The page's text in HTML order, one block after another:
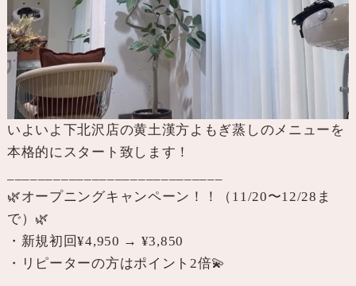
いよいよ下北沢店の黄土漢方よもぎ蒸しのメニューを
本格的にスタート致します！
🌿オープニングキャンペーン！！（11/20〜12/28ま
で）🌿
・新規初回¥4,950 → ¥3,850
・リピーターの方はポイント2倍💫